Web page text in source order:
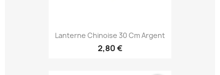
Lanterne Chinoise 30 Cm Argent
2,80 €